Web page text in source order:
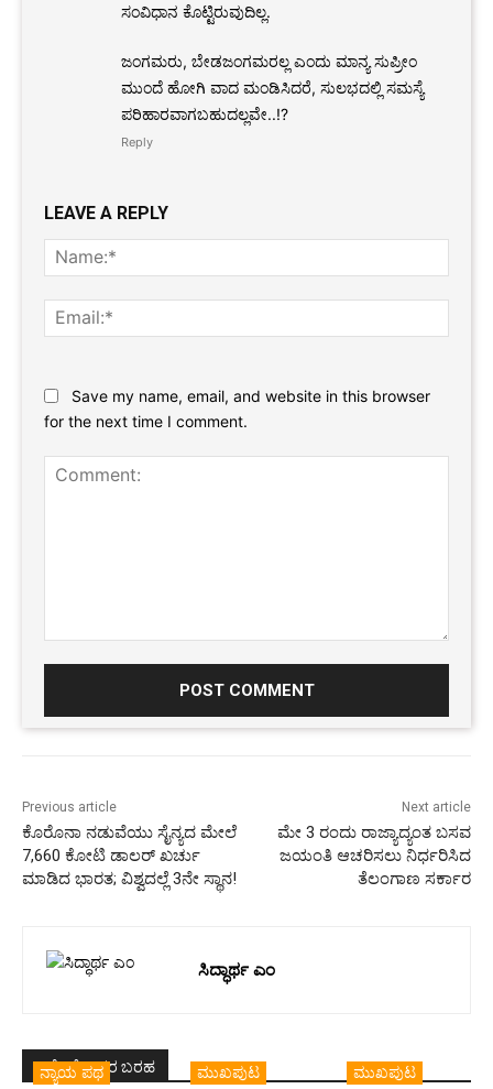
ಸಂವಿಧಾನ ಕೊಟ್ಟಿರುವುದಿಲ್ಲ.
ಜಂಗಮರು, ಬೇಡಜಂಗಮರಲ್ಲ ಎಂದು ಮಾನ್ಯ ಸುಪ್ರೀಂ
ಮುಂದೆ ಹೋಗಿ ವಾದ ಮಂಡಿಸಿದರೆ, ಸುಲಭದಲ್ಲಿ ಸಮಸ್ಯೆ
ಪರಿಹಾರವಾಗಬಹುದಲ್ಲವೇ..!?
Reply
LEAVE A REPLY
Save my name, email, and website in this browser
for the next time I comment.
Previous article
ಕೊರೊನಾ ನಡುವೆಯು ಸೈನ್ಯದ ಮೇಲೆ
7,660 ಕೋಟಿ ಡಾಲರ್‌ ಖರ್ಚು
ಮಾಡಿದ ಭಾರತ; ವಿಶ್ವದಲ್ಲೆ 3ನೇ ಸ್ಥಾನ!
Next article
ಮೇ 3 ರಂದು ರಾಜ್ಯಾದ್ಯಂತ ಬಸವ
ಜಯಂತಿ ಆಚರಿಸಲು ನಿರ್ಧರಿಸಿದ
ತೆಲಂಗಾಣ ಸರ್ಕಾರ
ಸಿದ್ಧಾರ್ಥ ಎಂ
ಇದೇ ಲೇಖಕರ ಬರಹ
ನ್ಯಾಯ ಪಥ ಮುಖಪುಟ ಮುಖಪುಟ